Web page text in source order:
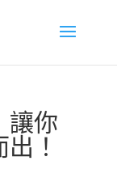
讓你
！